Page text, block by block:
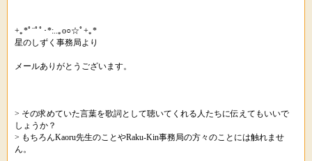
+｡*ﾟ¨ﾟﾟ･*:..｡o○☆ﾟ+｡*
星のしずく事務局より
メールありがとうございます。
> その求めていた言葉を歌詞として聴いてくれる人たちに伝えてもいいで
しょうか？
> もちろんKaoru先生のことやRaku-Kin事務局の方々のことには触れませ
ん。